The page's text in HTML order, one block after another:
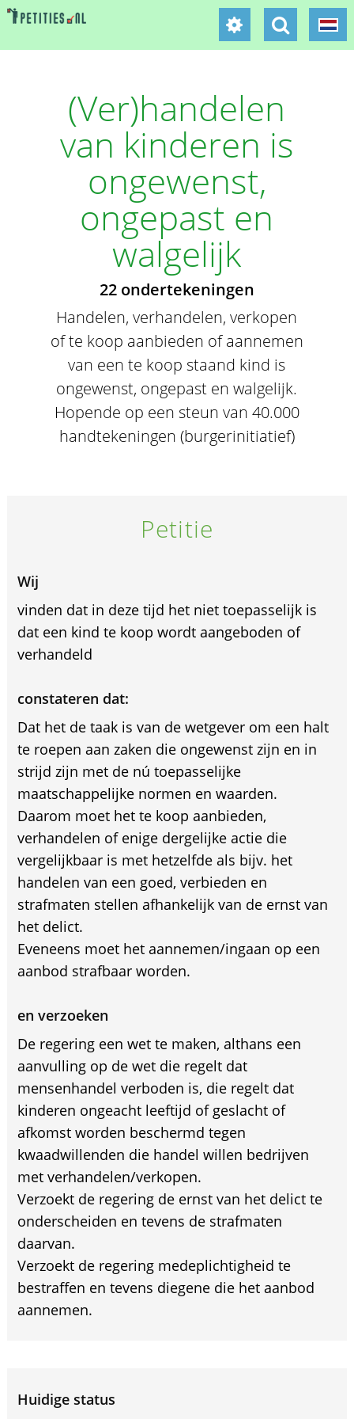
(Ver)handelen
van kinderen is
ongewenst,
ongepast en
walgelijk
22 ondertekeningen
Handelen, verhandelen, verkopen
of te koop aanbieden of aannemen
van een te koop staand kind is
ongewenst, ongepast en walgelijk.
Hopende op een steun van 40.000
handtekeningen (burgerinitiatief)
Petitie
Wij
vinden dat in deze tijd het niet toepasselijk is
dat een kind te koop wordt aangeboden of
verhandeld
constateren dat:
Dat het de taak is van de wetgever om een halt
te roepen aan zaken die ongewenst zijn en in
strijd zijn met de nú toepasselijke
maatschappelijke normen en waarden.
Daarom moet het te koop aanbieden,
verhandelen of enige dergelijke actie die
vergelijkbaar is met hetzelfde als bijv. het
handelen van een goed, verbieden en
strafmaten stellen afhankelijk van de ernst van
het delict.
Eveneens moet het aannemen/ingaan op een
aanbod strafbaar worden.
en verzoeken
De regering een wet te maken, althans een
aanvulling op de wet die regelt dat
mensenhandel verboden is, die regelt dat
kinderen ongeacht leeftijd of geslacht of
afkomst worden beschermd tegen
kwaadwillenden die handel willen bedrijven
met verhandelen/verkopen.
Verzoekt de regering de ernst van het delict te
onderscheiden en tevens de strafmaten
daarvan.
Verzoekt de regering medeplichtigheid te
bestraffen en tevens diegene die het aanbod
aannemen.
Huidige status